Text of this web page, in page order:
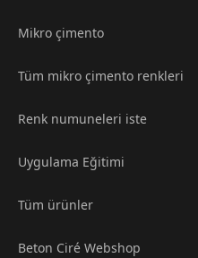
Mikro çimento
Tüm mikro çimento renkleri
Renk numuneleri iste
Uygulama Eğitimi
Tüm ürünler
Beton Ciré Webshop